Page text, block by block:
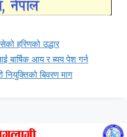
हरिणको उद्धार
बार्षिक आय र ब्यय पेश गर्न
नियुक्तिको बिवरण माग